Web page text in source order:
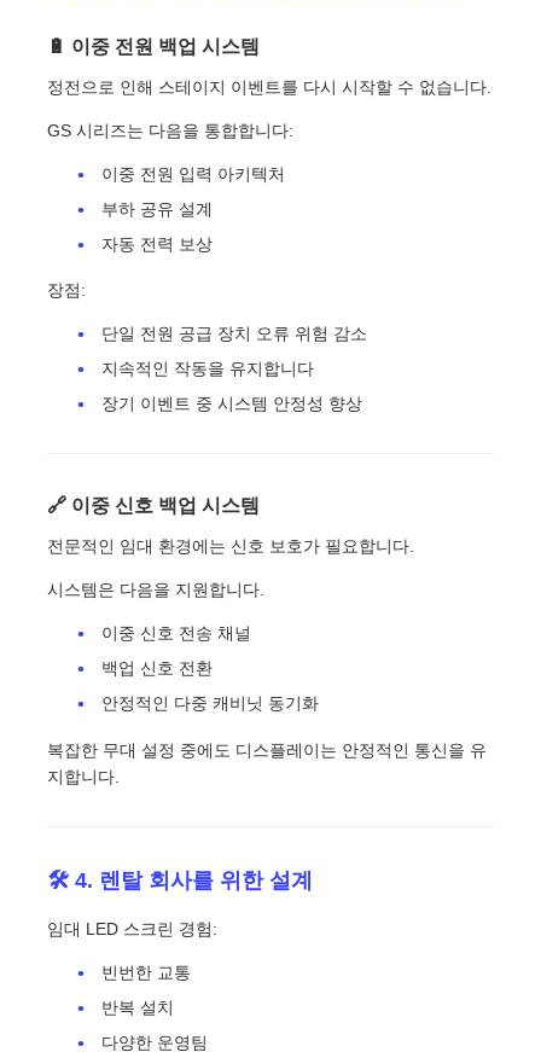
🔋 이중 전원 백업 시스템
정전으로 인해 스테이지 이벤트를 다시 시작할 수 없습니다.
GS 시리즈는 다음을 통합합니다:
이중 전원 입력 아키텍처
부하 공유 설계
자동 전력 보상
장점:
단일 전원 공급 장치 오류 위험 감소
지속적인 작동을 유지합니다
장기 이벤트 중 시스템 안정성 향상
🔗 이중 신호 백업 시스템
전문적인 임대 환경에는 신호 보호가 필요합니다.
시스템은 다음을 지원합니다.
이중 신호 전송 채널
백업 신호 전환
안정적인 다중 캐비닛 동기화
복잡한 무대 설정 중에도 디스플레이는 안정적인 통신을 유
지합니다.
🛠️ 4. 렌탈 회사를 위한 설계
임대 LED 스크린 경험:
빈번한 교통
반복 설치
다양한 운영팀